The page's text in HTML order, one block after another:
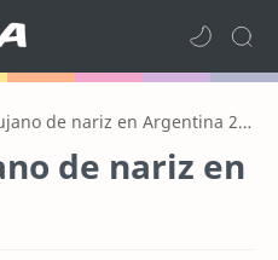
de nariz en Argentina 2024
de nariz en